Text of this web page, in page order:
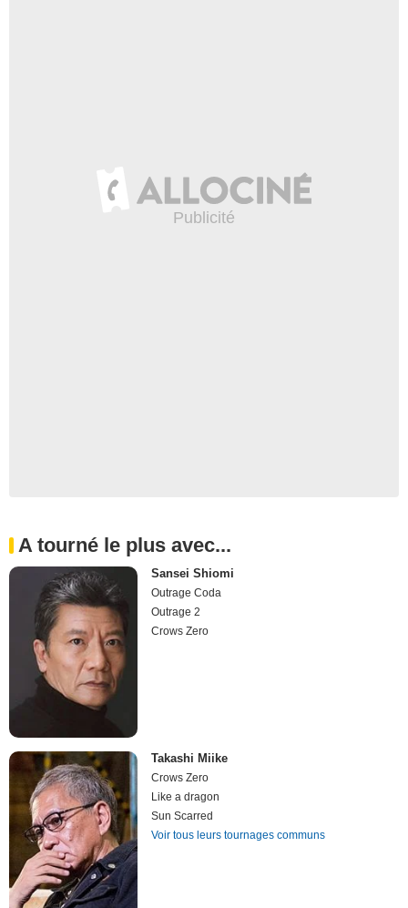
A tourné le plus avec...
Sansei Shiomi
Outrage Coda
Outrage 2
Crows Zero
Takashi Miike
Crows Zero
Like a dragon
Sun Scarred
Voir tous leurs tournages communs